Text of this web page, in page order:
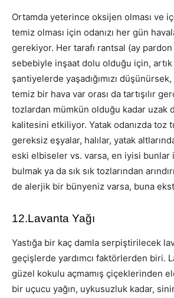
Ortamda yeterince oksijen olması ve
temiz olması için odanızı her gün
gerekiyor. Her tarafı rantsal (ay
sebebiyle inşaat dolu olduğu için, artık
şantiyelerde yaşadığımızı düşünürsek,
temiz bir hava var orası da tartışılır
tozlardan mümkün olduğu kadar uzak
kalitesini etkiliyor. Yatak odanızda toz
gereksiz eşyalar, halılar, yatak
eski elbiseler vs. varsa, en iyisi bunlar
bulmak ya da sık sık tozlarından
de alerjik bir bünyeniz varsa, buna
12.Lavanta Yağı
Yastığa bir kaç damla serpiştirilecek
geçişlerde yardımcı faktörlerden biri.
güzel kokulu açmamış çiçeklerinden
bir uçucu yağın, uykusuzluk kadar,